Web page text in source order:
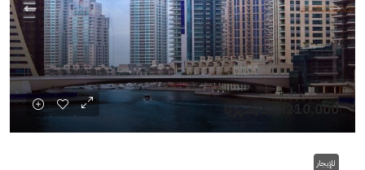
SAR210,000 /شهريا
للإيجار